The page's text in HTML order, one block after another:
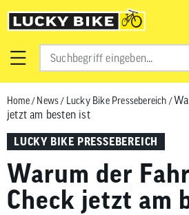
Home/ News/ Lucky Bike Pressebereich /
jetzt am besten ist
LUCKY BIKE PRESSEBEREICH
Warum der
Check jetzt am